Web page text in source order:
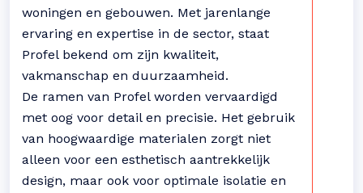
woningen en gebouwen. Met jarenlange
ervaring en expertise in de sector, staat
Profel bekend om zijn kwaliteit,
vakmanschap en duurzaamheid.
De ramen van Profel worden vervaardigd
met oog voor detail en precisie. Het gebruik
van hoogwaardige materialen zorgt niet
alleen voor een esthetisch aantrekkelijk
design, maar ook voor optimale isolatie en